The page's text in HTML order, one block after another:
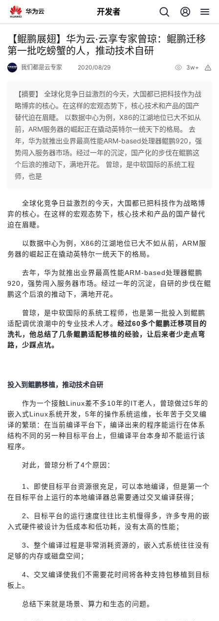
开发者
返
回
个
人
主
我
的
发
我
的
我
播
活
动
的
关
注
的
开
者
学
我
的
我
支
持
我
技的
【鲲鹏展翅】华为云·云享专家曾琼：鲲鹏迁移
第一批吃螃蟹的人，推动技术自研
我们都是云专家 2020/08/29 3w+
【摘要】 全球化竞争日益激烈的今天，大国都已把科技作为战
略博弈的核心。在这样的宏观态势下，核心技术和产品的国产
替代迫在眉睫。 以数据中心为例，X86的江湖地位已大不如从
前，ARM服务器的崛起正在撬动英特尔一统天下的格局。 去
年，华为就推出业界最高性能ARM-based处理器鲲鹏920，强
势闯入服务器市场。经过一年的沉淀，国产化的步伐在鲲鹏这
个后浪的推动下，满地开花。 曾琼，是中软国际的系统工程
师，也是
全球化竞争日益激烈的今天，大国都已把科技作为战略博
弈的核心。在这样的宏观态势下，核心技术和产品的国产替代
迫在眉睫。
以数据中心为例，X86的江湖地位已大不如从前，ARM服
务器的崛起正在撬动英特尔一统天下的格局。
去年，华为就推出业界最高性能ARM-based处理器鲲鹏
920，强势闯入服务器市场。经过一年的沉淀，自研的步伐在鲲
鹏这个后浪的推动下，满地开花。
曾琼，是中软国际的系统工程师，也是第一批投入到鲲鹏
适配调优浪潮中的专业技术人才。 经过60多个鲲鹏迁移项目的
洗礼，他总结了几条鲲鹏适配移植的经验，让后来者少走点弯
路，少踩点坑。
投入到鲲鹏移植，推动技术自研
作为一个接触Linux差不多10年的IT老人，曾琼做过5年的
嵌入式Linux系统开发，5年的操作系统运维，长年苦于交叉编
译的繁琐：在当前编译平台下，编译出来的程序能运行在体系
结构不同的另一种目标平台上，但编译平台本身却不能运行该
程序。
对此，曾琼分析了4个原因：
1 、即使目标平台资源很充足，可以本地编译，但是第一个
在目标平台上运行的本地编译器总需要通过交叉编译获得；
2、目标平台的运行速度往往比主机慢得多，许多专用的嵌
入式硬件被设计为低成本和低功耗，没有太高的性能；
3、整个编译过程是非常消耗资源的，嵌入式系统往往没有
足够的内存或磁盘空间；
4、交叉编译使我们不需要花时间将各种支持包移植到目标
板上。
总结下来就是场景、算力和生态的问题。